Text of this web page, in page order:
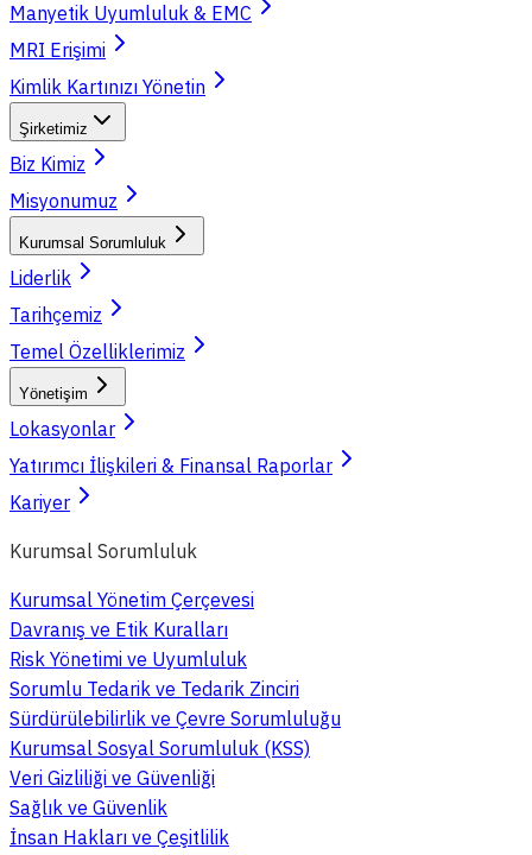
Manyetik Uyumluluk & EMC
MRI Erişimi
Kimlik Kartınızı Yönetin
Şirketimiz
Biz Kimiz
Misyonumuz
Kurumsal Sorumluluk
Liderlik
Tarihçemiz
Temel Özelliklerimiz
Yönetişim
Lokasyonlar
Yatırımcı İlişkileri & Finansal Raporlar
Kariyer
Kurumsal Sorumluluk
Kurumsal Yönetim Çerçevesi
Davranış ve Etik Kuralları
Risk Yönetimi ve Uyumluluk
Sorumlu Tedarik ve Tedarik Zinciri
Sürdürülebilirlik ve Çevre Sorumluluğu
Kurumsal Sosyal Sorumluluk (KSS)
Veri Gizliliği ve Güvenliği
Sağlık ve Güvenlik
İnsan Hakları ve Çeşitlilik